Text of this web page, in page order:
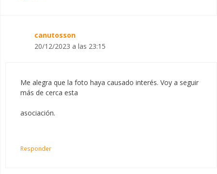
canutosson
20/12/2023 a las 23:15
Me alegra que la foto haya causado interés. Voy a seguir
más de cerca esta
asociación.
Responder